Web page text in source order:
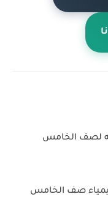
لصف الخامس
صف الخامس